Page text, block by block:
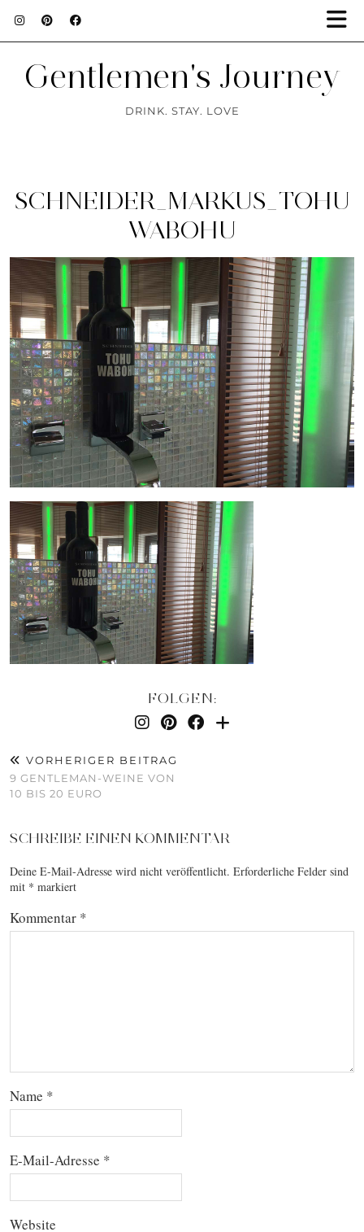
Gentlemen's Journey
DRINK. STAY. LOVE
SCHNEIDER_MARKUS_TOHU
WABOHU
FOLGEN:
VORHERIGER BEITRAG
9 GENTLEMAN-WEINE VON
10 BIS 20 EURO
SCHREIBE EINEN KOMMENTAR
Deine E-Mail-Adresse wird nicht veröffentlicht. Erforderliche Felder sind
mit * markiert
Kommentar *
Name *
E-Mail-Adresse *
Website